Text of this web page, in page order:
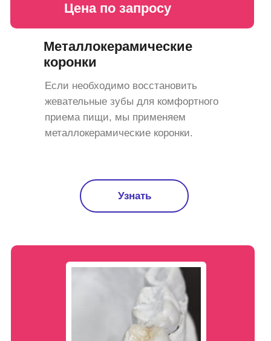
Цена по запросу
Металлокерамические
коронки
Если необходимо восстановить
жевательные зубы для комфортного
приема пищи, мы применяем
металлокерамические коронки.
Узнать